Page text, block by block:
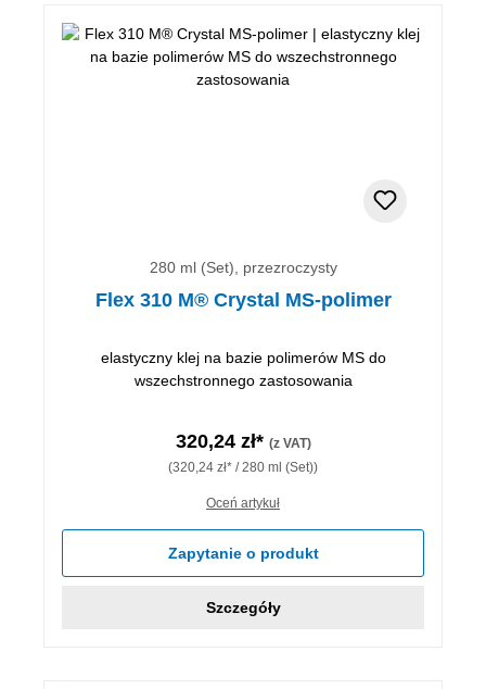
280 ml (Set), przezroczysty
Flex 310 M® Crystal MS-polimer
elastyczny klej na bazie polimerów MS do
wszechstronnego zastosowania
320,24 zł* (z VAT)
(320,24 zł* / 280 ml (Set))
Oceń artykuł
Zapytanie o produkt
Szczegóły